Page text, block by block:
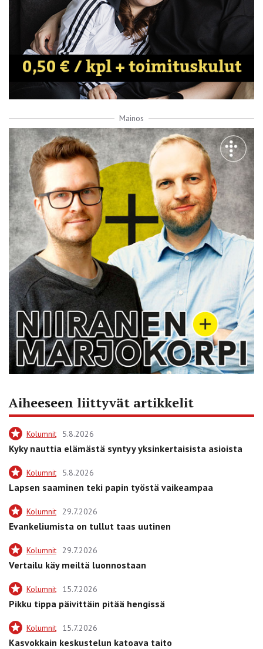
Mainos
Aiheeseen liittyvät artikkelit
Kolumnit 5.8.2026
Kyky nauttia elämästä syntyy yksinkertaisista asioista
Kolumnit 5.8.2026
Lapsen saaminen teki papin työstä vaikeampaa
Kolumnit 29.7.2026
Evankeliumista on tullut taas uutinen
Kolumnit 29.7.2026
Vertailu käy meiltä luonnostaan
Kolumnit 15.7.2026
Pikku tippa päivittäin pitää hengissä
Kolumnit 15.7.2026
Kasvokkain keskustelun katoava taito